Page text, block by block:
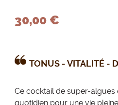
30,00 €
TONUS - VITALITÉ -
Ce cocktail de super-algues
quotidien pour une vie